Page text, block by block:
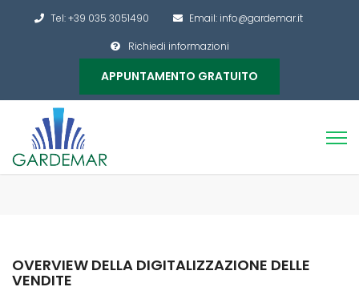
Tel: +39 035 3051490 Email: info@gardemar.it
Richiedi informazioni
APPUNTAMENTO GRATUITO
OVERVIEW DELLA DIGITALIZZAZIONE DELLE
VENDITE